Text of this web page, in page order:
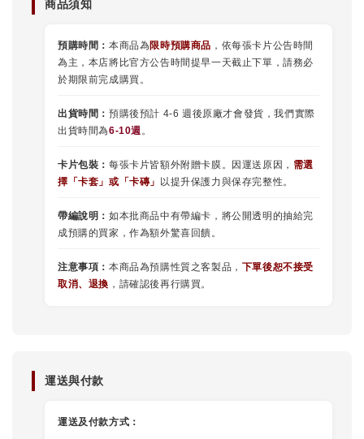
商品須知
預購時間： 本商品為限時預購商品 ，依每張卡片公告時間
為主，本店將比官方公告時間提早一天截止下單，請務必
於期限前完成購買。
出貨時間： 預購後預計 4-6 週後原廠才會發貨，我們實際
出貨時間為6-10週。
卡片包裝： 每張卡片皆額外附贈卡膜。因運送原因， 需選
擇 「卡套 」或 「卡磚」 以提升保護力與保存完整性。
帶編說明： 如本批商品中有帶編卡，將公開透明的抽給完
成預購的買家，作為額外驚喜回饋。
注意事項： 本商品為預購性質之客製品， 下單後恕不接受
取消、退換 ，請確認後再行購買。
運送與付款
運送及付款方式：